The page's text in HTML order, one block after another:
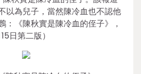
以為兒子，當然陳冷血也不認他
：《陳秋實是陳冷血的侄子》，
日第二版）